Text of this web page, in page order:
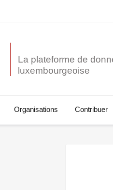
La plateforme de
Organisations Contribuer